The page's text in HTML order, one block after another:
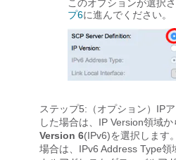
このオプションが選択
プ6に進んでください。
ステップ5:（オプション）IP
した場合は、IP Version領域か
Version 6(IPv6)を選択します
場合は、IPv6 Address Type領